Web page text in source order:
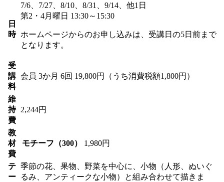
日
時
7/6、7/27、8/10、8/31、9/14、他1日
第2・4月曜日 13:30～15:30
ホームページからのお申し込みは、受講日の5日前まで
となります。
受
講
料
会員 3か月 6回 19,800円（うち消費税額1,800円）
維
持
費
2,244円
教
材
費
モチーフ（300） 1,980円
テ
ー
季節の花、果物、野菜を中心に、小物（人形、ぬいぐ
るみ、アンティークな小物）と組み合わせて描きま